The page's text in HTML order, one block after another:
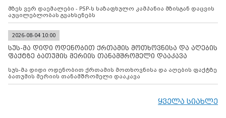
მზეს ვერ დაემალები - PSP-ს საზაფხულო კამპანია მზისგან დაცვის
აუცილებლობას გვახსენებს
2026-08-04 10:00
სუს-მა დიდი ოდენობით ქრთამის მოთხოვნისა და აღების
ფაქტზე ბათუმის მერიის თანამშრომელი დააკავა
სუს-მა დიდი ოდენობით ქრთამის მოთხოვნისა და აღების ფაქტზე
ბათუმის მერიის თანამშრომელი დააკავა
ყველა სიახლე